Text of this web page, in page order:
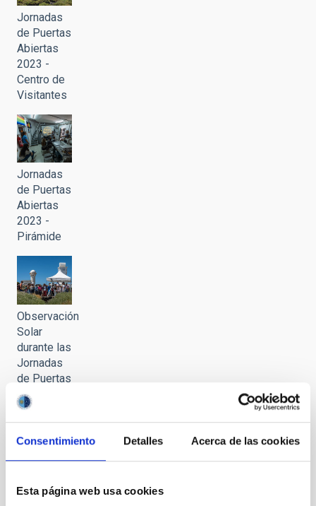
Consentimiento Detalles Acerca de las cookies
Esta página web usa cookies
Jornadas
de Puertas
Abiertas
2023 -
Centro de
Visitantes
Jornadas
de Puertas
Abiertas
2023 -
Pirámide
Observación
Solar
durante las
Jornadas
de Puertas
Abiertas al
Observatorio
del Teide
2023